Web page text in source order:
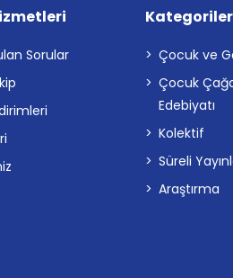
Sorular
Kategoriler
Çocuk ve
Çocuk
Edebiyatı
Kolektif
Süreli
Araştırma